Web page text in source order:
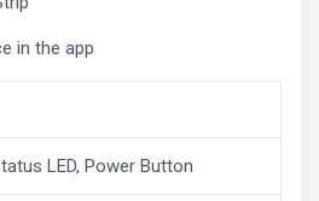
in the app
LED, Power Button